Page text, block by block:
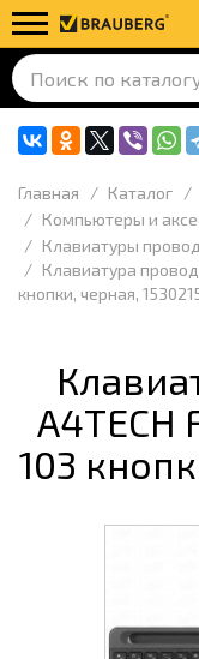
Главная Каталог
Компьютеры и
Клавиатуры
Клавиатура
кнопки, черная,
A4TECH
103